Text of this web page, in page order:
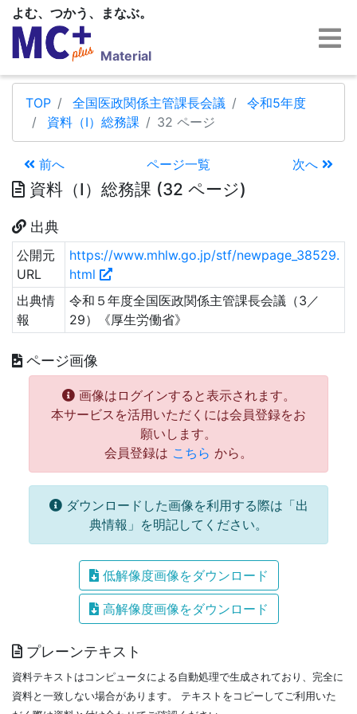
よむ、つかう、まなぶ。
Material
TOP 全国医政関係主管課長会議
令和5年度
資料（Ⅰ）総務課
32 ページ
前へ ページ一覧 次へ
資料（Ⅰ）総務課 (32 ページ)
出典
公開元
URL
https://www.mhlw.go.jp/stf/newpage_38529.
html
出典情
報
令和５年度全国医政関係主管課長会議（3／
29）《厚生労働省》
ページ画像
画像はログインすると表示されます。
本サービスを活用いただくには会員登録をお
願いします。
会員登録は こちら から。
ダウンロードした画像を利用する際は「出
典情報」を明記してください。
低解像度画像をダウンロード
高解像度画像をダウンロード
プレーンテキスト
資料テキストはコンピュータによる自動処理で生成されており、完全に
資料と一致しない場合があります。 テキストをコピーしてご利用いた